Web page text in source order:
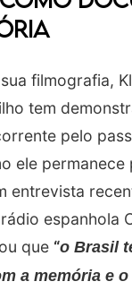
filmografia,
tem
pelo
ele permanece
entrevista
espanhola
que “o Brasil
a memória e